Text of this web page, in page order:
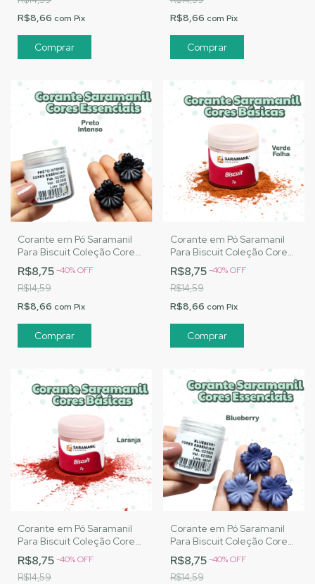
R$8,66 com Pix R$8,66 com Pix
Corante em Pó Saramanil
Para Biscuit Coleção Cores
Essenciais - Preto Intenso
R$8,75-40%OFF
R$14,59
R$8,66 com Pix
Corante em Pó Saramanil
Para Biscuit Coleção Cores
Básicas - Verde Folha
R$8,75-40%OFF
R$14,59
R$8,66 com Pix
Corante em Pó Saramanil
Para Biscuit Coleção Cores
Básicas - Laranja
R$8,75-40%OFF
R$14,59
Corante em Pó Saramanil
Para Biscuit Coleção Cores
Essenciais - Blueberry
R$8,75-40%OFF
R$14,59